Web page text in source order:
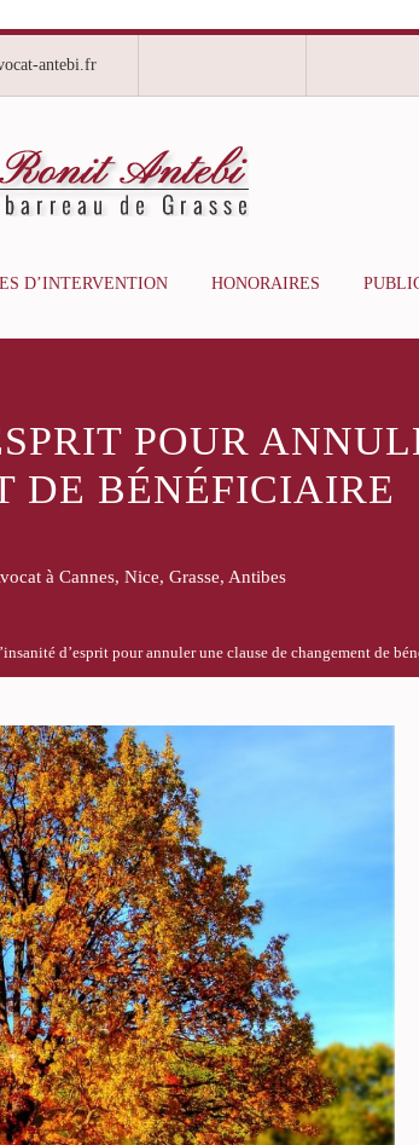
antebi.fr
D’INTERVENTION HONORAIRES
POUR
DE BÉNÉFICIAIRE
à Cannes, Nice, Grasse, Antibes
d’esprit pour annuler une clause de changement de